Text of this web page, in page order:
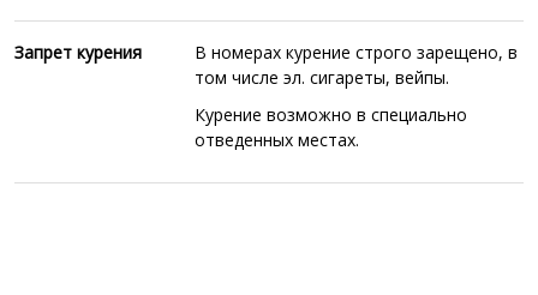
Запрет курения В номерах курение строго зарещено, в
том числе эл. сигареты, вейпы.
Курение возможно в специально
отведенных местах.